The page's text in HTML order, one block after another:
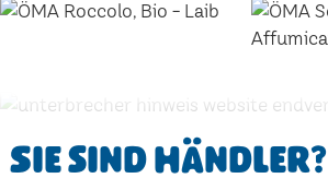
Sie sind Händler?